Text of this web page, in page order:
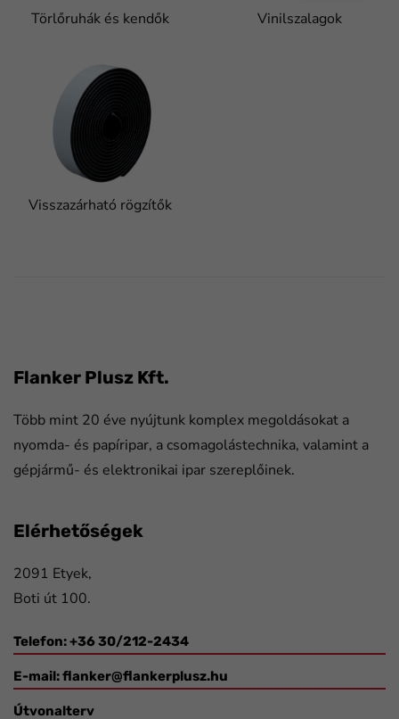
Törlőruhák és kendők Vinilszalagok
Visszazárható rögzítők
Flanker Plusz Kft.
Több mint 20 éve nyújtunk komplex megoldásokat a
nyomda- és papíripar, a csomagolástechnika, valamint a
gépjármű- és elektronikai ipar szereplőinek.
Elérhetőségek
2091 Etyek,
Boti út 100.
Telefon: +36 30/212-2434
E-mail:flanker@flankerplusz.hu
Útvonalterv